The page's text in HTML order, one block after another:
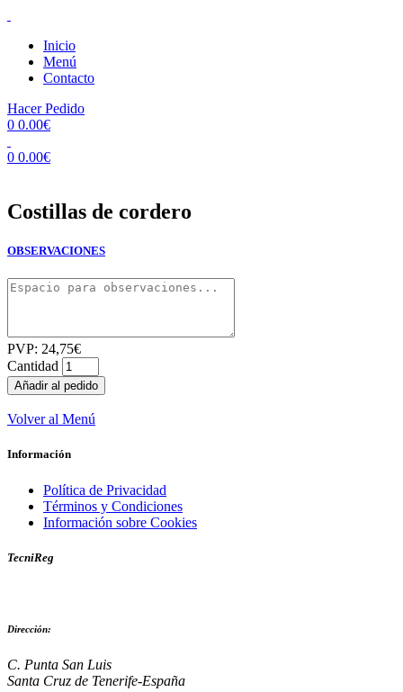
Inicio
Menú
Contacto
Hacer Pedido
0 0.00€
0 0.00€
Costillas de cordero
OBSERVACIONES
PVP: 24,75€
Cantidad
Volver al Menú
Información
Política de Privacidad
Términos y Condiciones
Información sobre Cookies
TecniReg
Dirección:
C. Punta San Luis
Santa Cruz de Tenerife-España